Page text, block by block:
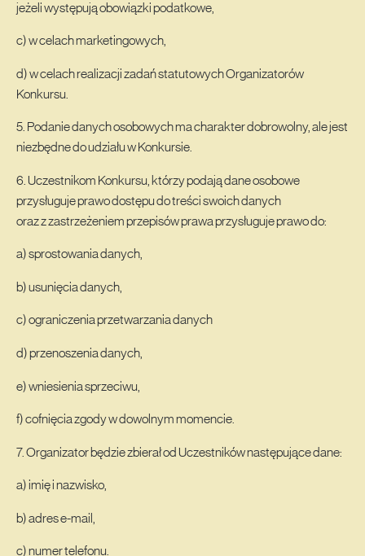
jeżeli występują obowiązki podatkowe,
c) w celach marketingowych,
d) w celach realizacji zadań statutowych Organizatorów
Konkursu.
5. Podanie danych osobowych ma charakter dobrowolny, ale jest
niezbędne do udziału w Konkursie.
6. Uczestnikom Konkursu, którzy podają dane osobowe
przysługuje prawo dostępu do treści swoich danych
oraz z zastrzeżeniem przepisów prawa przysługuje prawo do:
a) sprostowania danych,
b) usunięcia danych,
c) ograniczenia przetwarzania danych
d) przenoszenia danych,
e) wniesienia sprzeciwu,
f) cofnięcia zgody w dowolnym momencie.
7. Organizator będzie zbierał od Uczestników następujące dane:
a) imię i nazwisko,
b) adres e-mail,
c) numer telefonu.